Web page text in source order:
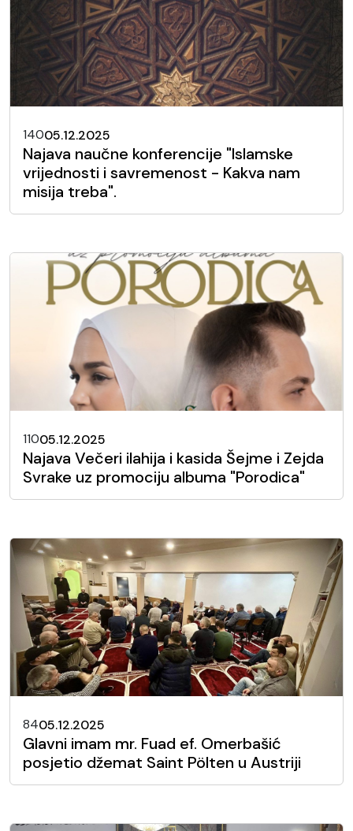
14005.12.2025
Najava naučne konferencije "Islamske
vrijednosti i savremenost - Kakva nam
misija treba".
11005.12.2025
Najava Večeri ilahija i kasida Šejme i Zejda
Svrake uz promociju albuma "Porodica"
8405.12.2025
Glavni imam mr. Fuad ef. Omerbašić
posjetio džemat Saint Pölten u Austriji